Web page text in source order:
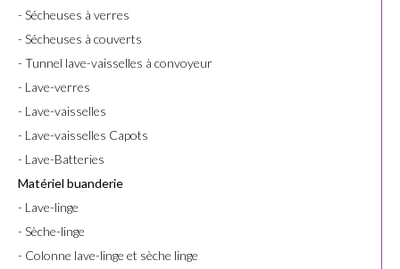
- Sécheuses à verres
- Sécheuses à couverts
- Tunnel lave-vaisselles à convoyeur
- Lave-verres
- Lave-vaisselles
- Lave-vaisselles Capots
- Lave-Batteries
Matériel buanderie
- Lave-linge
- Sèche-linge
- Colonne lave-linge et sèche linge